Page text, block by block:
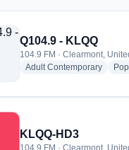
aus Clearmont
Q104.9 - KLQQ
104.9 FM · Clearmont,
Adult ContemporaryradioPop
KLQQ-HD3
104.9 FM · Clearmont,